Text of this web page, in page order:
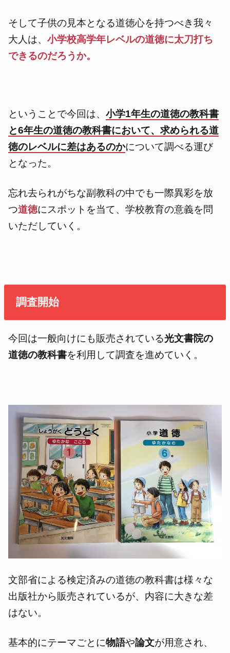
そして子供の見本となる道徳心を持つべき我々
大人は、小学校高学年レベルの道徳に太刀打ち
できるのだろうか。
ということで今回は、小学1年生の道徳の教科書
と6年生の道徳の教科書において、求められる道
徳のレベルに差はあるのかについて調べる運び
となった。
忘れ去られがちな副教科の中でも一際異彩を放
つ道徳にスポットを当て、学校教育の意義を問
いただしていく。
調査開始
今回は一般向けにも販売されている光文書院の
道徳の教科書を利用して調査を進めていく。
文部省による検定済みの道徳の教科書は様々な
出版社から販売されているが、内容に大きな差
はない。
基本的にテーマごとに物語や論文が用意され、